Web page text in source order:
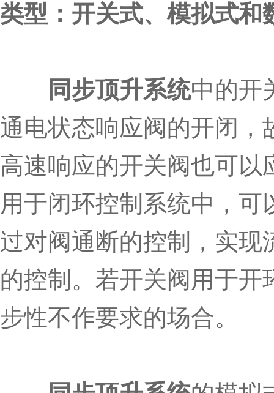
类型：开关式、模拟式和
同步顶升系统中的开
通电状态响应阀的开闭，
高速响应的开关阀也可以
用于闭环控制系统中，
过对阀通断的控制，实现
的控制。若开关阀用于
步性不作要求的场合。